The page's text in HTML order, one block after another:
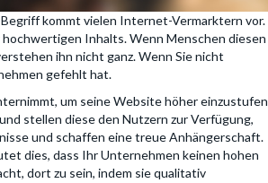
kommt vielen Internet-Vermarktern vor.
Inhalts. Wenn Menschen diesen
ihn nicht ganz. Wenn Sie nicht
gefehlt hat.
um seine Website höher einzustufen
stellen diese den Nutzern zur Verfügung,
und schaffen eine treue Anhängerschaft.
dies, dass Ihr Unternehmen keinen hohen
dort zu sein, indem sie qualitativ